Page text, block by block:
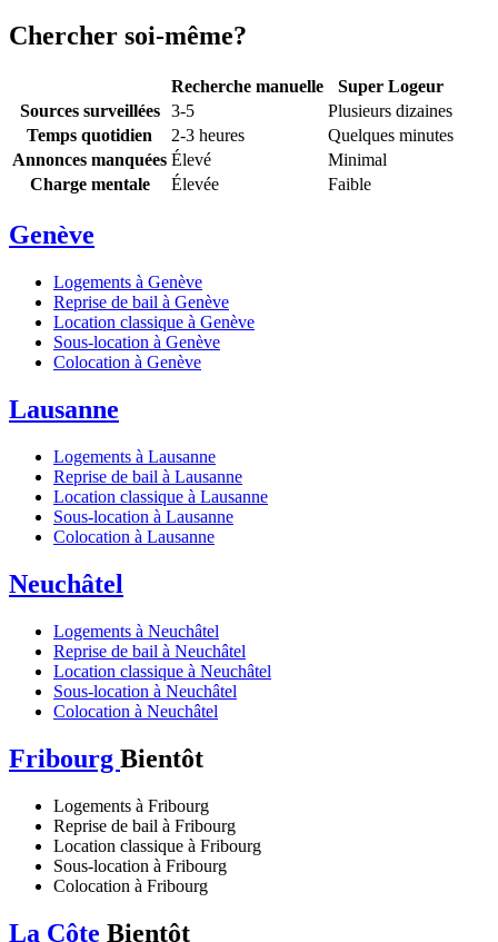
Chercher soi-même?
Recherche manuelle
Super Logeur
Sources surveillées
3-5
Plusieurs dizaines
Temps quotidien
2-3 heures
Quelques minutes
Annonces manquées Élevé
Minimal
Charge mentale
Élevée Faible
Genève
Logements à Genève
Reprise de bail à Genève
Location classique à Genève
Sous-location à Genève
Colocation à Genève
Lausanne
Logements à Lausanne
Reprise de bail à Lausanne
Location classique à Lausanne
Sous-location à Lausanne
Colocation à Lausanne
Neuchâtel
Logements à Neuchâtel
Reprise de bail à Neuchâtel
Location classique à Neuchâtel
Sous-location à Neuchâtel
Colocation à Neuchâtel
Fribourg Bientôt
Logements à Fribourg
Reprise de bail à Fribourg
Location classique à Fribourg
Sous-location à Fribourg
Colocation à Fribourg
La Côte Bientôt